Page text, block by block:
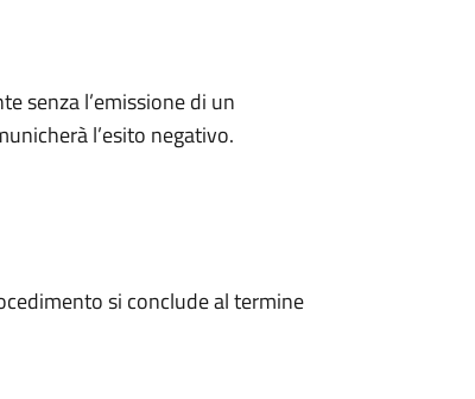
senza l’emissione di un
l’esito negativo.
si conclude al termine